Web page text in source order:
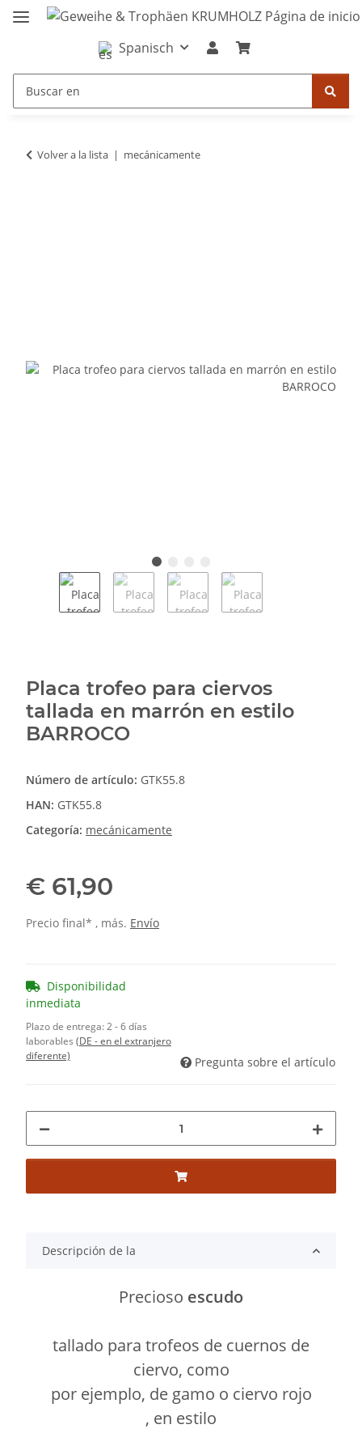
Spanisch
Volver a la lista mecánicamente
Placa trofeo para ciervos
tallada en marrón en estilo
BARROCO
Número de artículo: GTK55.8
HAN: GTK55.8
Categoría: mecánicamente
€ 61,90
Precio final* , más. Envío
Disponibilidad
inmediata
Plazo de entrega:2 - 6 días
laborables (DE - en el extranjero
diferente)
Pregunta sobre el artículo
Descripción de la
Precioso escudo
tallado para trofeos de cuernos de
ciervo, como
por ejemplo, de gamo o ciervo rojo
, en estilo